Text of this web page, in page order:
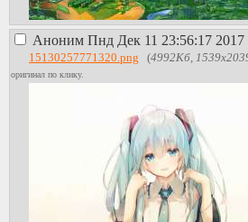
Аноним Пнд Дек 11 23:56:17 2017
15130257771320.png (4992Кб,
оригинал по клику.